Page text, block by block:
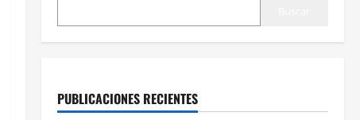
PUBLICACIONES RECIENTES